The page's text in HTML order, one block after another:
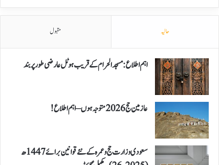
حالیہ مقبول
اہم اطلاع: مسجد الحرام کے قریب ہوٹل عارضی طور پر بند
عازمین حج 2026 متوجہ ہوں – اہم اطلاع!
سعودی وزارت حج و عمرہ کے نئے قوانین برائے 1447ھ